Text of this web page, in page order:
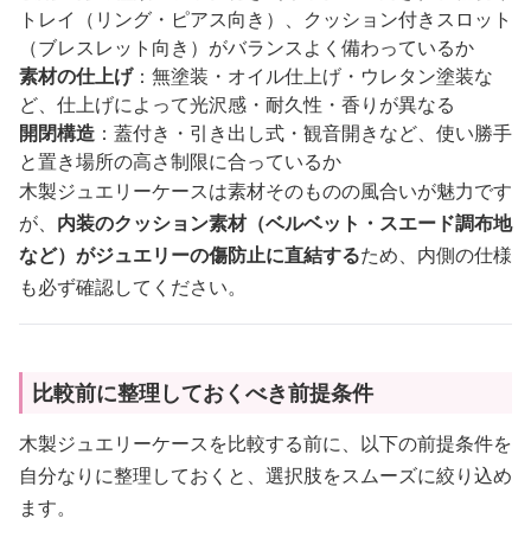
トレイ（リング・ピアス向き）、クッション付きスロット
（ブレスレット向き）がバランスよく備わっているか
素材の仕上げ：無塗装・オイル仕上げ・ウレタン塗装な
ど、仕上げによって光沢感・耐久性・香りが異なる
開閉構造 ：蓋付き・引き出し式・観音開きなど、使い勝手
と置き場所の高さ制限に合っているか
木製ジュエリーケースは素材そのものの風合いが魅力です
が、 内装のクッション素材（ベルベット・スエード調布地
など）がジュエリーの傷防止に直結するため、内側の仕様
も必ず確認してください。
比較前に整理しておくべき前提条件
木製ジュエリーケースを比較する前に、以下の前提条件を
自分なりに整理しておくと、選択肢をスムーズに絞り込め
ます。